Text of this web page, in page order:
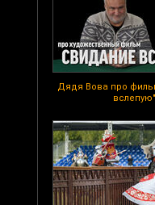
Дядя Вова про
вслепую"